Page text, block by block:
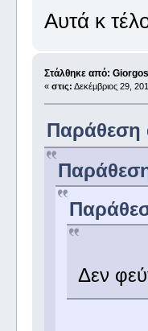
Αυτά κ
Στάλθηκε από:
« στις: Δεκέμβριος 29,
Παράθεση
Δεν